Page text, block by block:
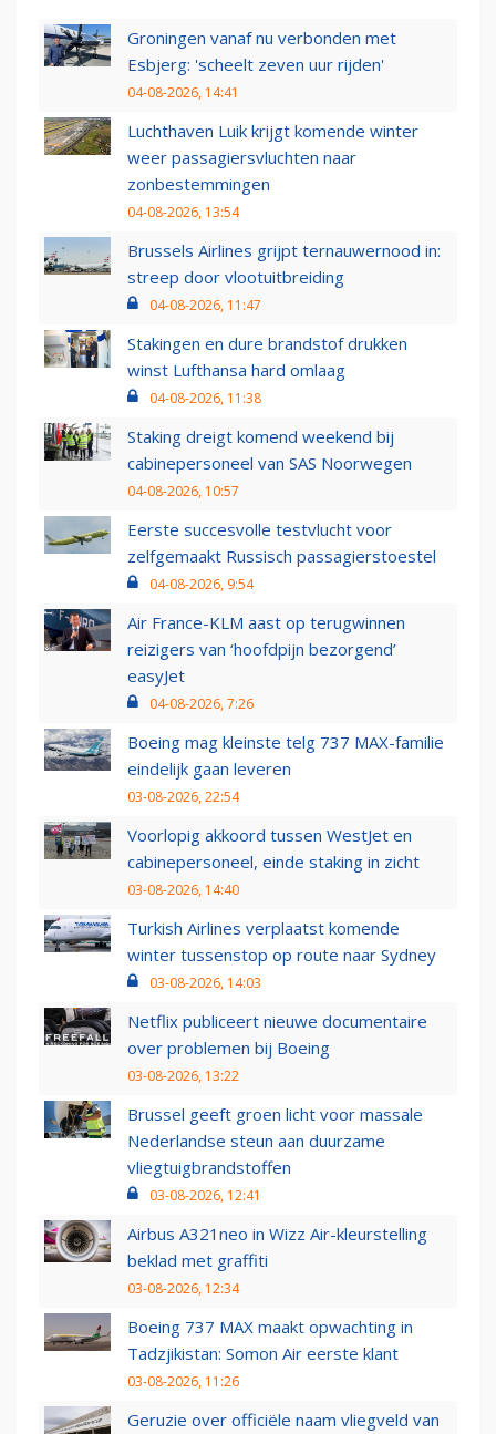
Groningen vanaf nu verbonden met
Esbjerg: 'scheelt zeven uur rijden'
04-08-2026, 14:41
Luchthaven Luik krijgt komende winter
weer passagiersvluchten naar
zonbestemmingen
04-08-2026, 13:54
Brussels Airlines grijpt ternauwernood in:
streep door vlootuitbreiding
04-08-2026, 11:47
Stakingen en dure brandstof drukken
winst Lufthansa hard omlaag
04-08-2026, 11:38
Staking dreigt komend weekend bij
cabinepersoneel van SAS Noorwegen
04-08-2026, 10:57
Eerste succesvolle testvlucht voor
zelfgemaakt Russisch passagierstoestel
04-08-2026, 9:54
Air France-KLM aast op terugwinnen
reizigers van ‘hoofdpijn bezorgend’
easyJet
04-08-2026, 7:26
Boeing mag kleinste telg 737 MAX-familie
eindelijk gaan leveren
03-08-2026, 22:54
Voorlopig akkoord tussen WestJet en
cabinepersoneel, einde staking in zicht
03-08-2026, 14:40
Turkish Airlines verplaatst komende
winter tussenstop op route naar Sydney
03-08-2026, 14:03
Netflix publiceert nieuwe documentaire
over problemen bij Boeing
03-08-2026, 13:22
Brussel geeft groen licht voor massale
Nederlandse steun aan duurzame
vliegtuigbrandstoffen
03-08-2026, 12:41
Airbus A321neo in Wizz Air-kleurstelling
beklad met graffiti
03-08-2026, 12:34
Boeing 737 MAX maakt opwachting in
Tadzjikistan: Somon Air eerste klant
03-08-2026, 11:26
Geruzie over officiële naam vliegveld van